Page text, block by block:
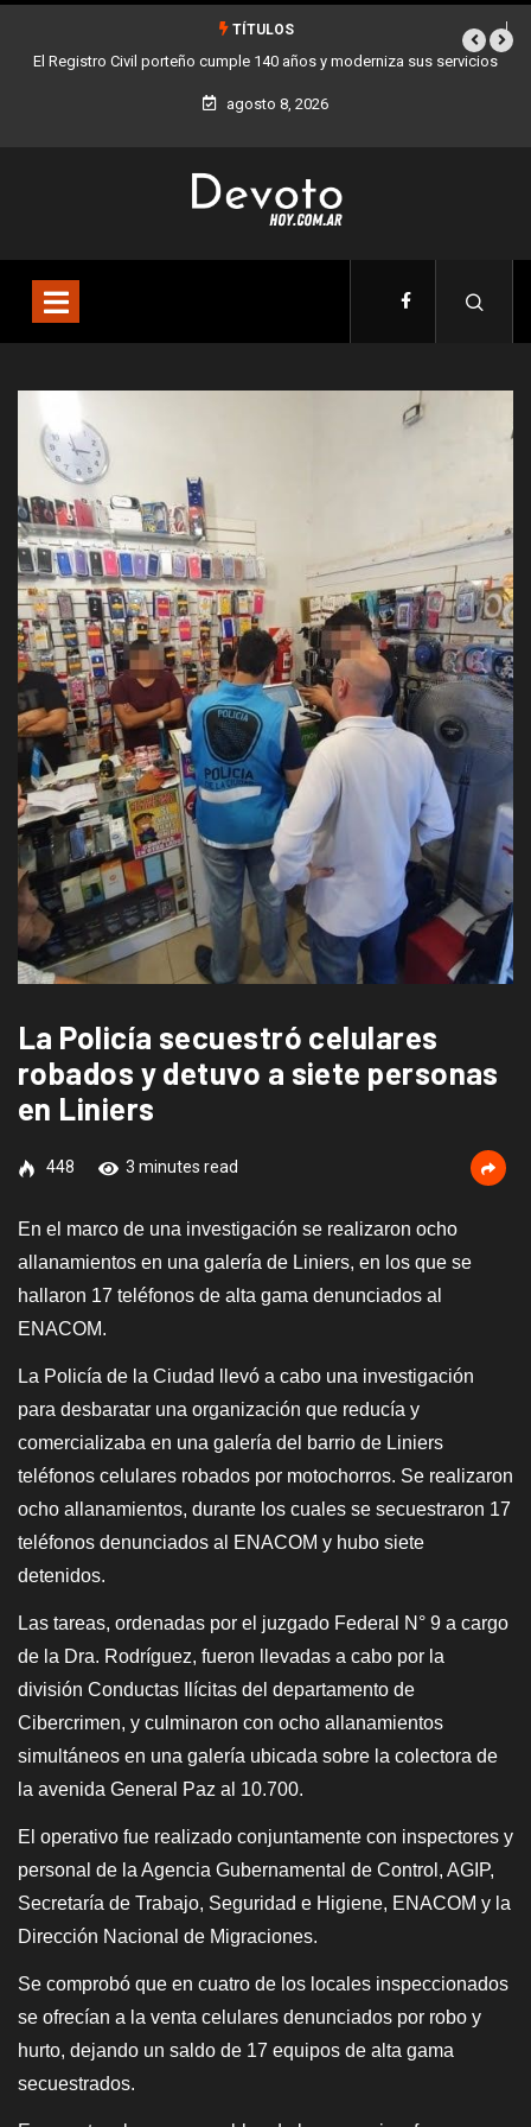
TÍTULOS
cumple 140 años y moderniza sus servicios Buenos Aires sumó 12 nuevos
agosto 8, 2026
La Policía secuestró celulares
robados y detuvo a siete personas
en Liniers
448 3 minutes read
En el marco de una investigación se realizaron ocho
allanamientos en una galería de Liniers, en los que se
hallaron 17 teléfonos de alta gama denunciados al
ENACOM.
La Policía de la Ciudad llevó a cabo una investigación
para desbaratar una organización que reducía y
comercializaba en una galería del barrio de Liniers
teléfonos celulares robados por motochorros. Se realizaron
ocho allanamientos, durante los cuales se secuestraron 17
teléfonos denunciados al ENACOM y hubo siete
detenidos.
Las tareas, ordenadas por el juzgado Federal N° 9 a cargo
de la Dra. Rodríguez, fueron llevadas a cabo por la
división Conductas Ilícitas del departamento de
Cibercrimen, y culminaron con ocho allanamientos
simultáneos en una galería ubicada sobre la colectora de
la avenida General Paz al 10.700.
El operativo fue realizado conjuntamente con inspectores y
personal de la Agencia Gubernamental de Control, AGIP,
Secretaría de Trabajo, Seguridad e Higiene, ENACOM y la
Dirección Nacional de Migraciones.
Se comprobó que en cuatro de los locales inspeccionados
se ofrecían a la venta celulares denunciados por robo y
hurto, dejando un saldo de 17 equipos de alta gama
secuestrados.